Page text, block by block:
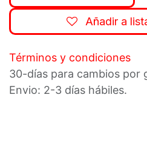
Añadir a
Términos y condiciones
30-días para cambios por
Envio: 2-3 días hábiles.